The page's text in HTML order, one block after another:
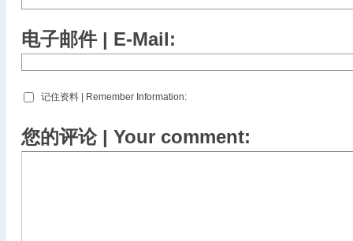
电子邮件 | E-Mail:
记住资料 | Remember Information:
您的评论 | Your comment: